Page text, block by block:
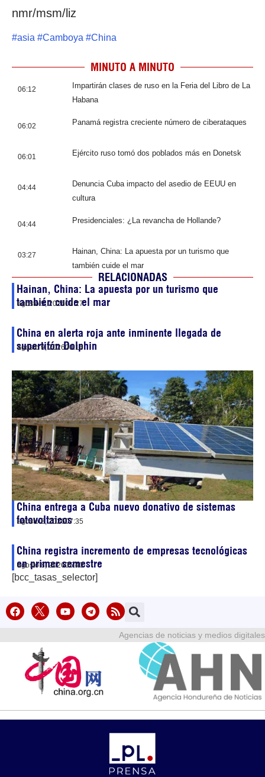
nmr/msm/liz
#asia #Camboya #China
MINUTO A MINUTO
06:12
Impartirán clases de ruso en la Feria del Libro de La
Habana
06:02 Panamá registra creciente número de ciberataques
06:01 Ejército ruso tomó dos poblados más en Donetsk
04:44
Denuncia Cuba impacto del asedio de EEUU en
cultura
04:44 Presidenciales: ¿La revancha de Hollande?
03:27
Hainan, China: La apuesta por un turismo que
también cuide el mar
RELACIONADAS
Hainan, China: La apuesta por un turismo que
también cuide el mar
agosto 9, 202603:27
China en alerta roja ante inminente llegada de
supertifón Dolphin
agosto 9, 202600:16
China entrega a Cuba nuevo donativo de sistemas
fotovoltaicos
agosto 8, 202607:35
China registra incremento de empresas tecnológicas
en primer semestre
agosto 8, 202605:40
[bcc_tasas_selector]
Agencias de noticias y medios digitales